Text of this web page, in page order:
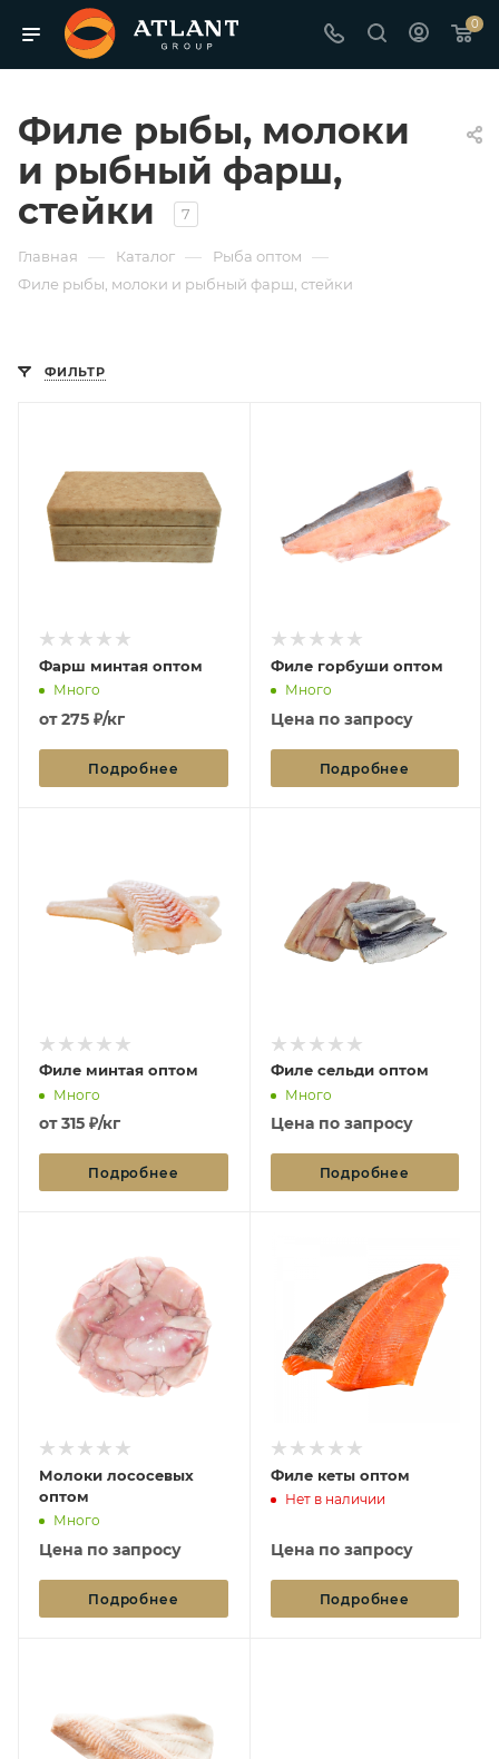
0
Филе рыбы, молоки
и рыбный фарш,
стейки
7
Главная — Каталог — Рыба оптом —
Филе рыбы, молоки и рыбный фарш, стейки
ФИЛЬТР
Фарш минтая оптом
Много
от275 ₽/кг
Подробнее
Филе горбуши оптом
Много
Цена по запросу
Подробнее
Филе минтая оптом
Много
от315 ₽/кг
Подробнее
Филе сельди оптом
Много
Цена по запросу
Подробнее
Молоки лососевых
оптом
Много
Цена по запросу
Подробнее
Филе кеты оптом
Нет в наличии
Цена по запросу
Подробнее